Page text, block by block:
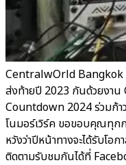
CentralwOrld
ส่งท้ายปี 2023 กันด้วยงา
Countdown 2024 ร่วมก้
โนมอร์เวิร์ค ขอขอบคุณทุ
หวังว่าปีหน้าทางจะได้รับโ
ติดตามรับชมกันได้ที่